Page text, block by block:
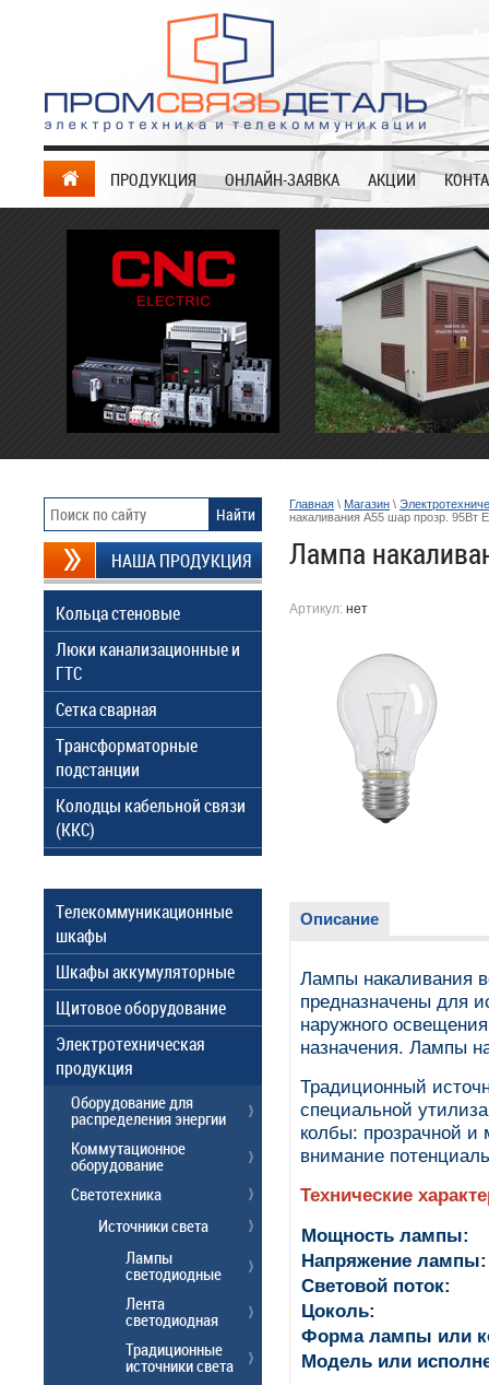
ПРОДУКЦИЯ ОНЛАЙН-ЗАЯВКА АКЦИИ
Главная \ Магазин \
накаливания A55 шар прозр. 95Вт
Лампа
Артикул: нет
Описание
Лампы накаливания
предназначены для
наружного
назначения. Лампы
Традиционный
специальной
колбы: прозрачной и
внимание
Технические
Мощность лампы:
Напряжение лампы:
Световой поток:
Цоколь:
Форма лампы или
Модель или
НАША ПРОДУКЦИЯ
Кольца стеновые
Люки канализационные и
ГТС
Сетка сварная
Трансформаторные
подстанции
Колодцы кабельной связи
(ККС)
Телекоммуникационные
шкафы
Шкафы аккумуляторные
Щитовое оборудование
Электротехническая
продукция
Оборудование для
распределения энергии
Коммутационное
оборудование
Светотехника
Источники света
Лампы
светодиодные
Лента
светодиодная
Традиционные
источники света